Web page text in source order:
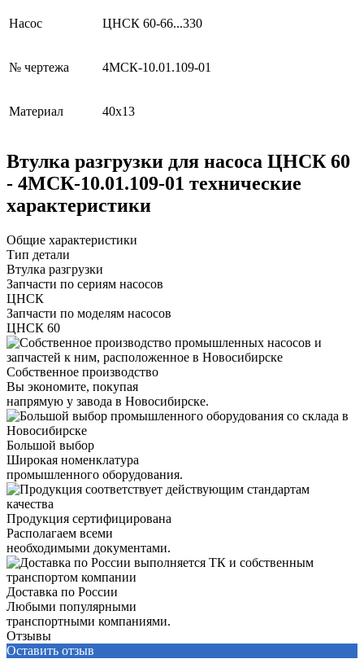
Насос ЦНСК 60-66...330
№ чертежа 4МСК-10.01.109-01
Материал 40х13
Втулка разгрузки для насоса ЦНСК 60
- 4МСК-10.01.109-01 технические
характеристики
Общие характеристики
Тип детали
Втулка разгрузки
Запчасти по сериям насосов
ЦНСК
Запчасти по моделям насосов
ЦНСК 60
Собственное производство
Вы экономите, покупая
напрямую у завода в Новосибирске.
Большой выбор
Широкая номенклатура
промышленного оборудования.
Продукция сертифицирована
Располагаем всеми
необходимыми документами.
Доставка по России
Любыми популярными
транспортными компаниями.
Отзывы
Оставить отзыв